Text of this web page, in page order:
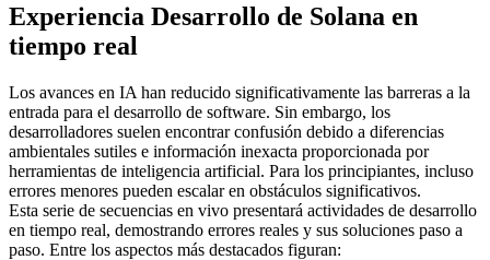
Experiencia Desarrollo de Solana en
tiempo real
Los avances en IA han reducido significativamente las barreras a la
entrada para el desarrollo de software. Sin embargo, los
desarrolladores suelen encontrar confusión debido a diferencias
ambientales sutiles e información inexacta proporcionada por
herramientas de inteligencia artificial. Para los principiantes, incluso
errores menores pueden escalar en obstáculos significativos.
Esta serie de secuencias en vivo presentará actividades de desarrollo
en tiempo real, demostrando errores reales y sus soluciones paso a
paso. Entre los aspectos más destacados figuran: